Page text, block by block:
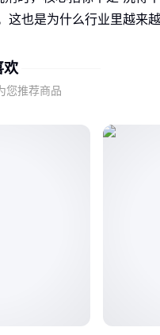
这也是为什么行业里越来
洗剂，损失的不只是清洗成
线路板清洗剂的化学原
欢
您推荐商品